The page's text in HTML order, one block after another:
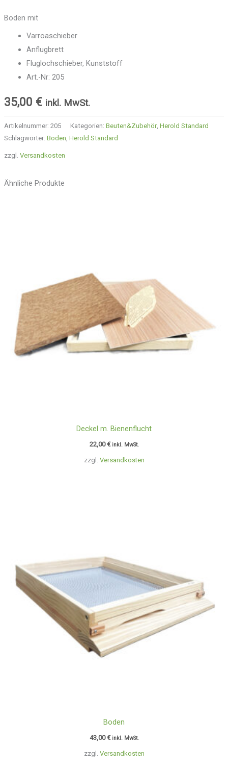
Boden mit
Varroaschieber
Anflugbrett
Fluglochschieber, Kunststoff
Art.-Nr: 205
35,00 € inkl. MwSt.
Artikelnummer: 205 Kategorien: Beuten&Zubehör, Herold Standard
Schlagwörter: Boden Herold Standard
zzgl. Versandkosten
Ähnliche Produkte
zzgl. Versandkosten
Deckel m. Bienenflucht
22,00€ inkl. MwSt.
zzgl. Versandkosten
Boden
43,00€ inkl. MwSt.